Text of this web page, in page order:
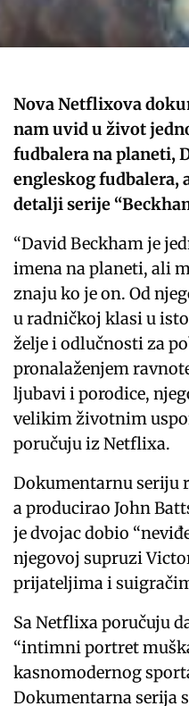
Nova Netflixova
nam uvid u život
fudbalera na planeti,
engleskog fudbalera,
detalji serije
“David Beckham je
imena na planeti, ali
znaju ko je on. Od
u radničkoj klasi u
želje i odlučnosti za
pronalaženjem
ljubavi i porodice,
velikim životnim
poručuju iz Netflixa.
Dokumentarnu seriju
a producirao John
je dvojac dobio
njegovoj supruzi
prijateljima i
Sa Netflixa poručuju
“intimni portret
kasnomodernog
Dokumentarna serija